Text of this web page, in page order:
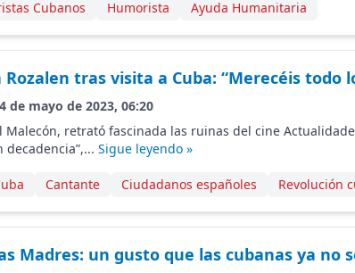
Cubanos Humorista Ayuda Humanitaria
tras visita a Cuba: “Merecéis todo
de mayo de 2023, 06:20
Malecón, retrató fascinada las ruinas del cine
Sigue leyendo »
Cantante Ciudadanos españoles Revolución
Madres: un gusto que las cubanas ya no